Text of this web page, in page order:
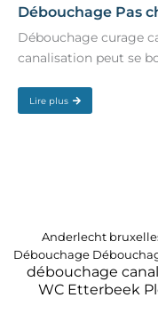
Débouchage Pas
Débouchage curage
canalisation peut se
Lire plus
Anderlecht
Débouchage
débouchage
WC Etterbeek